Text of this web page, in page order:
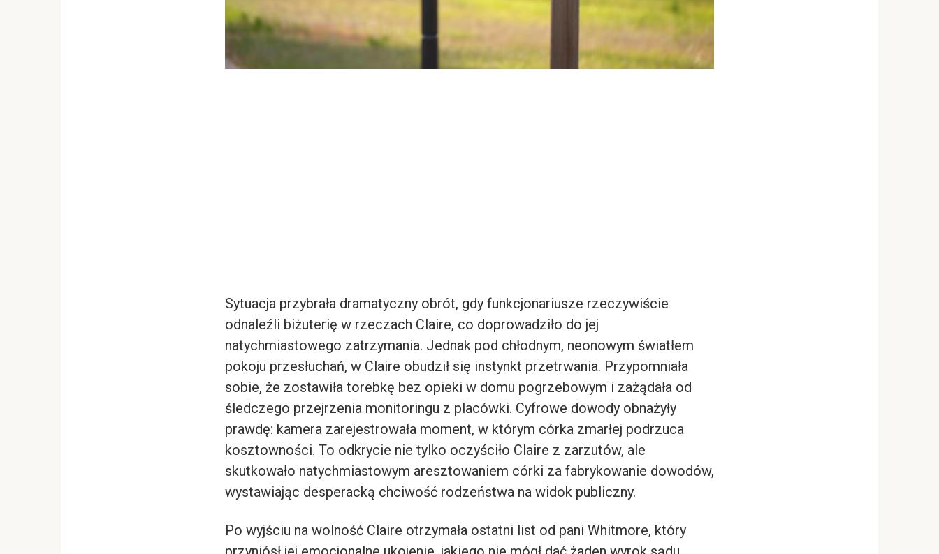
Sytuacja przybrała dramatyczny obrót, gdy funkcjonariusze rzeczywiście
odnaleźli biżuterię w rzeczach Claire, co doprowadziło do jej
natychmiastowego zatrzymania. Jednak pod chłodnym, neonowym światłem
pokoju przesłuchań, w Claire obudził się instynkt przetrwania. Przypomniała
sobie, że zostawiła torebkę bez opieki w domu pogrzebowym i zażądała od
śledczego przejrzenia monitoringu z placówki. Cyfrowe dowody obnażyły
prawdę: kamera zarejestrowała moment, w którym córka zmarłej podrzuca
kosztowności. To odkrycie nie tylko oczyściło Claire z zarzutów, ale
skutkowało natychmiastowym aresztowaniem córki za fabrykowanie dowodów,
wystawiając desperacką chciwość rodzeństwa na widok publiczny.
Po wyjściu na wolność Claire otrzymała ostatni list od pani Whitmore, który